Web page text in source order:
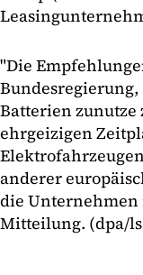
"Die
Batterien zunutze
ehrgeizigen
anderer
die
Mitteilung. (dpa/